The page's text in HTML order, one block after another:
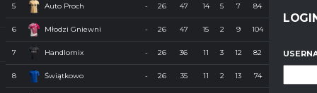
5 Auto Proch - 26 47 14 5 7 84
6 Młodzi Gniewni - 26 47 15 2 9 104
7 Handlomix - 26 36 11 3 12 82 1
8 Świątkowo - 26 35 11 2 13 74